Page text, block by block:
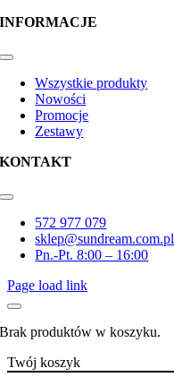
INFORMACJE
Toggle
NavigationWszystkie produkty
Nowości
Promocje
Zestawy
KONTAKT
Toggle
Navigation572 977 079
sklep@sundream.com.pl
Pn.-Pt. 8:00 – 16:00
Page load link
Brak produktów w koszyku.
Twój koszyk